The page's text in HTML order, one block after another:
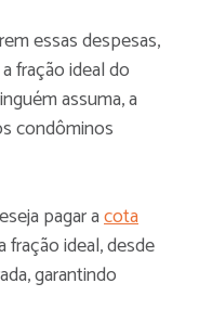
essas despesas,
fração ideal do
assuma, a
condôminos
pagar acota
fração ideal, desde
garantindo